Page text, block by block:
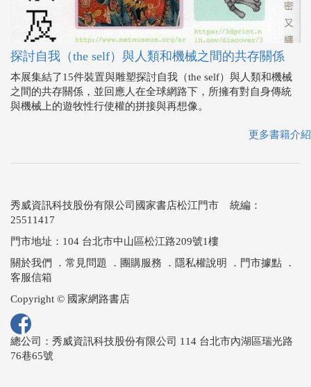
探討自我（the self）與人類和機械之間的共存關係
本展集結了15件裝置與雕塑探討自我（the self）與人類和機械
之間的共存關係，並回應人在全球網路下，所擁有對自身傳統
與機械上的遊牧性行使權的拼接與再想像。
更多書籍介紹
秀威資訊科技股份有限公司國家書店松江門市 統編：
25511417
門市地址：104 台北市中山區松江路209號1樓
關於我們
． 常見問題 ． 團購服務 ． 隱私權說明 ． 門市據點 ．
客服信箱
Copyright © 國家網路書店
總公司：秀威資訊科技股份有限公司 114 台北市內湖區瑞光路
76巷65號